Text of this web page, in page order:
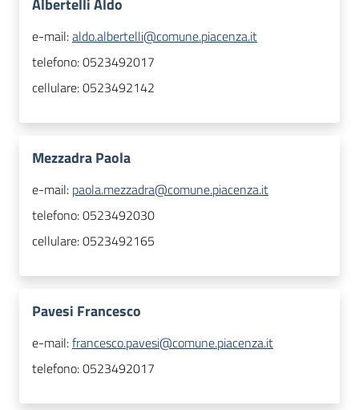
Albertelli Aldo
e-mail:aldo.albertelli@comune.piacenza.it
telefono:0523492017
cellulare:0523492142
Mezzadra Paola
e-mail: paola.mezzadra@comune.piacenza.it
telefono:0523492030
cellulare:0523492165
Pavesi Francesco
e-mail:francesco.pavesi@comune.piacenza.it
telefono:0523492017